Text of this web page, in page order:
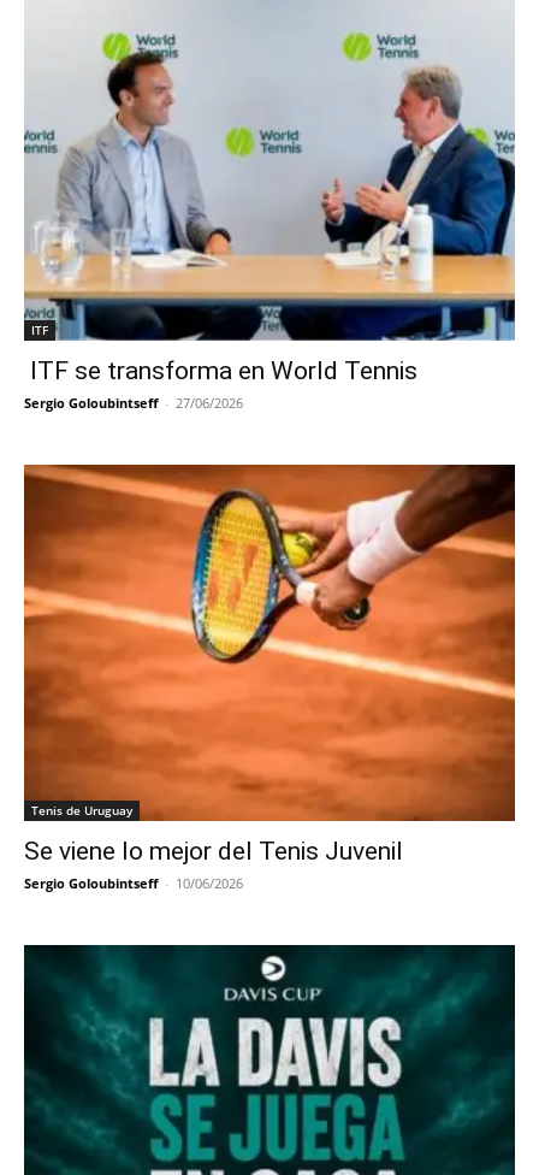
ITF
ITF se transforma en World Tennis
Sergio Goloubintseff - 27/06/2026
Tenis de Uruguay
Se viene lo mejor del Tenis Juvenil
Sergio Goloubintseff - 10/06/2026